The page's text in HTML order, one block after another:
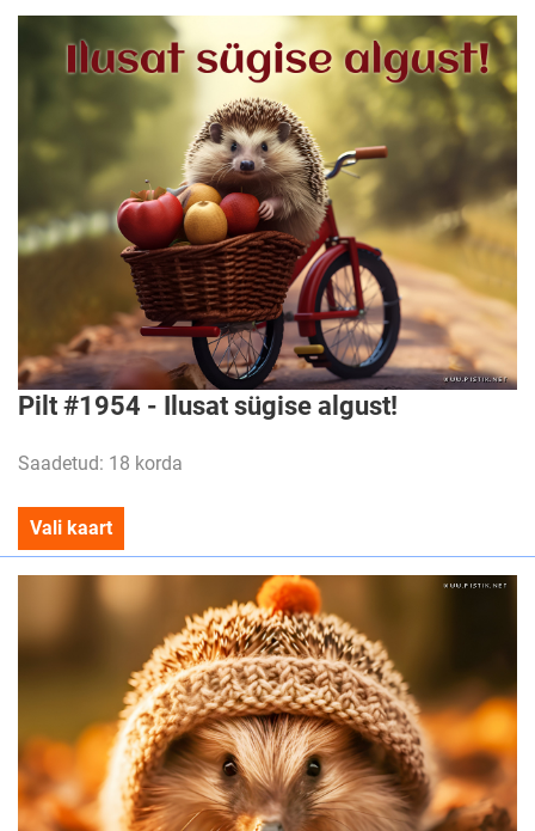
Pilt #1954 - Ilusat sügise algust!
Saadetud: 18 korda
Vali kaart